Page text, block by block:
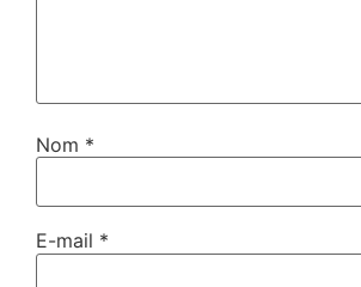
Nom *
E-mail *